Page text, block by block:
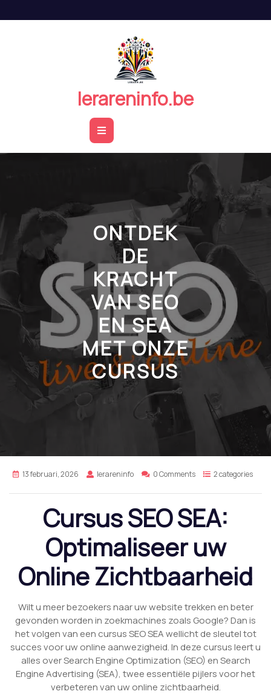
de
lerareninfo.be
Open
Button
ONTDEK
DE
KRACHT
VAN SEO
EN SEA
MET ONZE
CURSUS
13 februari, 2026 lerareninfo 0 Comments 2 categories
Cursus SEO SEA:
Optimaliseer uw
Online Zichtbaarheid
Wilt u meer bezoekers naar uw website trekken en beter
gevonden worden in zoekmachines zoals Google? Dan is
het volgen van een cursus SEO SEA wellicht de sleutel tot
succes voor uw online aanwezigheid. In deze cursus leert u
alles over Search Engine Optimization (SEO) en Search
Engine Advertising (SEA), twee essentiële pijlers voor het
verbeteren van uw online zichtbaarheid.